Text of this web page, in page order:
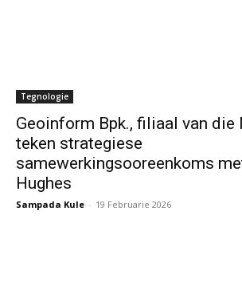
Tegnologie
Geoinform Bpk., filiaal van die
teken strategiese
samewerkingsooreenkoms
Hughes
Sampada Kule - 19 Februarie 2026